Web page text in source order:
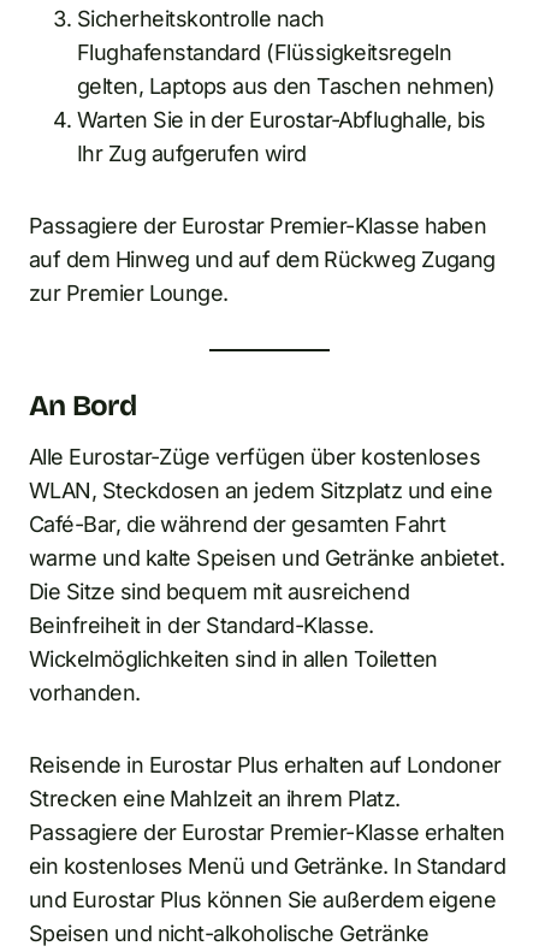
Sicherheitskontrolle nach
Flughafenstandard (Flüssigkeitsregeln
gelten, Laptops aus den Taschen nehmen)
Warten Sie in der Eurostar-Abflughalle, bis
Ihr Zug aufgerufen wird
Passagiere der Eurostar Premier-Klasse haben
auf dem Hinweg und auf dem Rückweg Zugang
zur Premier Lounge.
An Bord
Alle Eurostar-Züge verfügen über kostenloses
WLAN, Steckdosen an jedem Sitzplatz und eine
Café-Bar, die während der gesamten Fahrt
warme und kalte Speisen und Getränke anbietet.
Die Sitze sind bequem mit ausreichend
Beinfreiheit in der Standard-Klasse.
Wickelmöglichkeiten sind in allen Toiletten
vorhanden.
Reisende in Eurostar Plus erhalten auf Londoner
Strecken eine Mahlzeit an ihrem Platz.
Passagiere der Eurostar Premier-Klasse erhalten
ein kostenloses Menü und Getränke. In Standard
und Eurostar Plus können Sie außerdem eigene
Speisen und nicht-alkoholische Getränke